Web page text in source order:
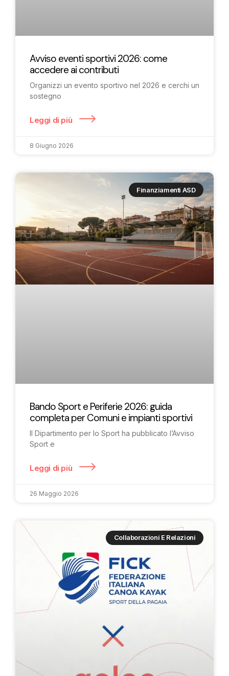
Avviso eventi sportivi 2026: come
accedere ai contributi
Organizzi un evento sportivo nel 2026 e cerchi un
sostegno
Leggi di più
8 Giugno 2026
Finanziamenti ASD
Bando Sport e Periferie 2026: guida
completa per Comuni e impianti sportivi
Il Dipartimento per lo Sport ha pubblicato l’Avviso
Sport e
Leggi di più
26 Maggio 2026
Collaborazioni E Relazioni